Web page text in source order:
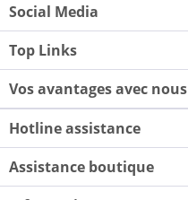
Social Media
Top Links
Vos avantages avec nous
Hotline assistance
Assistance boutique